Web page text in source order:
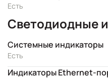
Есть
Светодиодные
Системные индикаторы
Есть
Индикаторы Ethernet-